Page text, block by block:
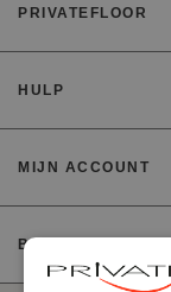
PRIVATEFLOOR
HULP
MIJN ACCOUNT
BETALING